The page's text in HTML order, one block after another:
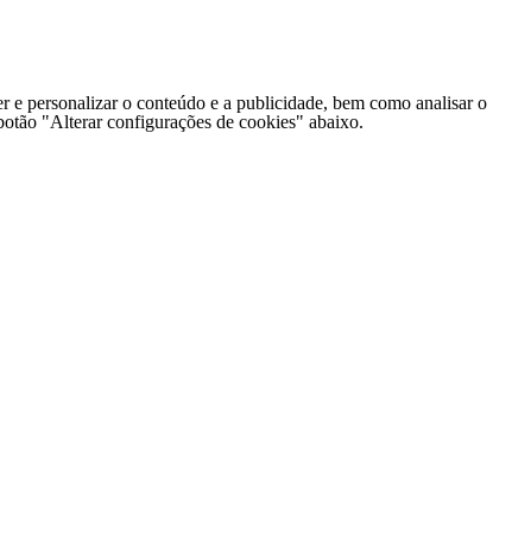
e personalizar o conteúdo e a publicidade, bem como analisar o
"Alterar configurações de cookies" abaixo.